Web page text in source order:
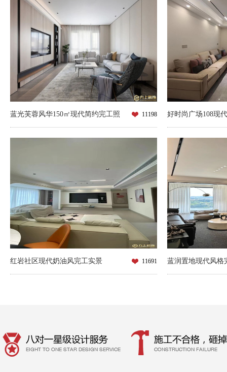
蓝光芙蓉风华150㎡现代简约完工照 11198 好时尚广场108现
红岩社区现代奶油风完工实景 11691 蓝润置地现代风格